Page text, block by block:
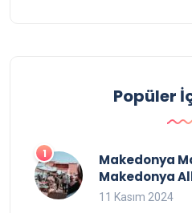
Popüler
Makedonya
Makedonya
11 Kasım 2024